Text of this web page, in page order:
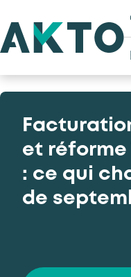
et réforme
: ce qui
de